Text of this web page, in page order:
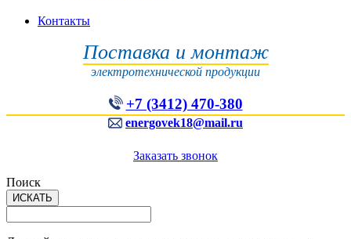
Контакты
Поставка и монтаж
электротехнической продукции
+7 (3412) 470-380
energovek18@mail.ru
Заказать звонок
Поиск